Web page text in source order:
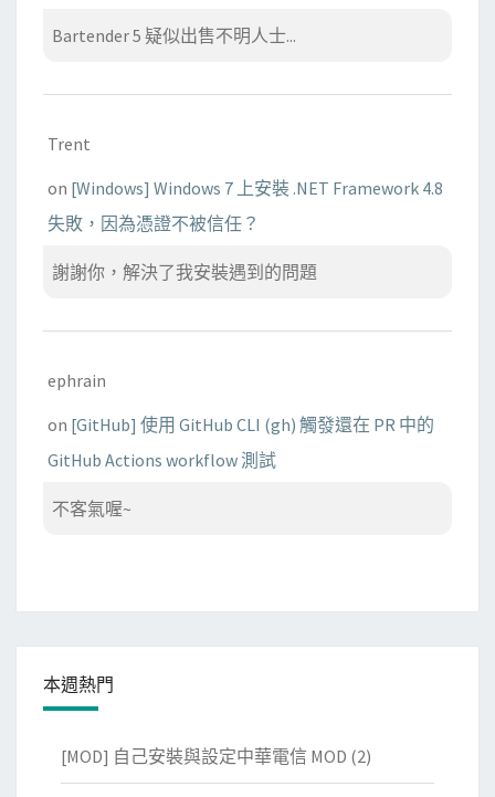
Bartender 5 疑似出售不明人士...
Trent
on [Windows] Windows 7 上安裝 .NET Framework 4.8
失敗，因為憑證不被信任？
謝謝你，解決了我安裝遇到的問題
ephrain
on [GitHub] 使用 GitHub CLI (gh) 觸發還在 PR 中的
GitHub Actions workflow 測試
不客氣喔~
本週熱門
[MOD] 自己安裝與設定中華電信 MOD (2)